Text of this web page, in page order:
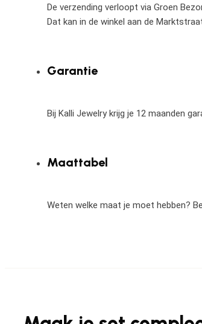
De verzending verloopt via Groen
Dat kan in de winkel aan de
Garantie
Bij Kalli Jewelry krijg je 12 maanden
Maattabel
Weten welke maat je moet hebben?